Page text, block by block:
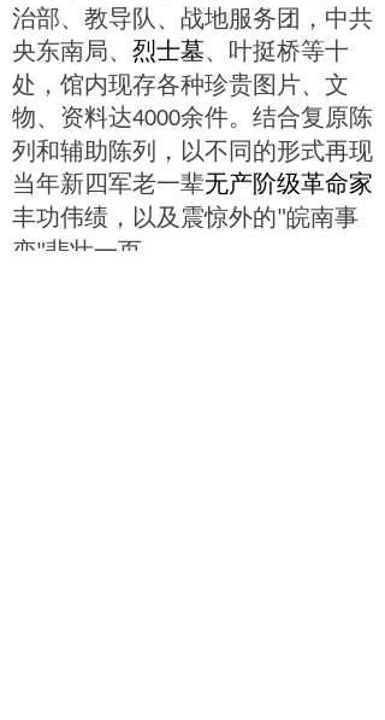
治部、教导队、战地服务团，中共
央东南局、 烈士墓、叶挺桥等十
处，馆内现存各种珍贵图片、文
物、资料达4000余件。结合复原陈
列和辅助陈列，以不同的形式再现
当年新四军老一辈无产阶级革命家
丰功伟绩，以及震惊外的"皖南事
变"悲壮一页。